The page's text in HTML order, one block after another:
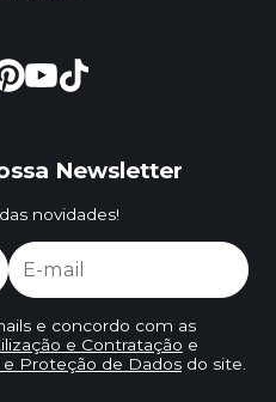
Newsletter
novidades!
e concordo com as
e Contratação e
Proteção de Dadosdo site.